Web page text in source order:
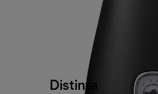
Distinta